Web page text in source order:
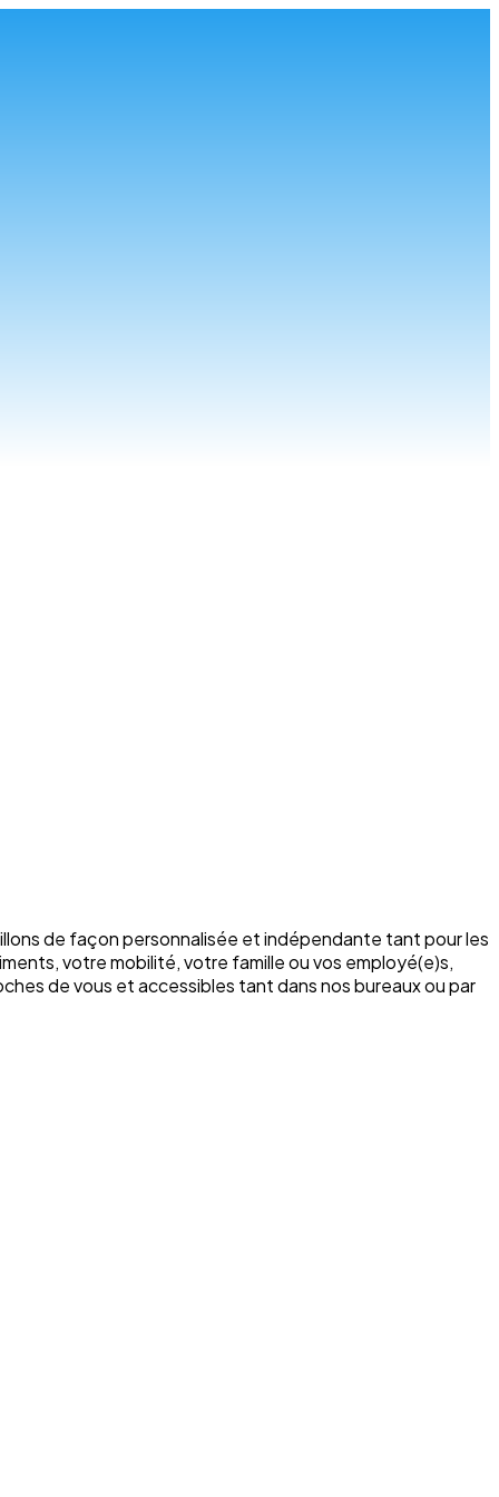
de façon personnalisée et indépendante tant pour les
votre mobilité, votre famille ou vos employé(e)s,
de vous et accessibles tant dans nos bureaux ou par